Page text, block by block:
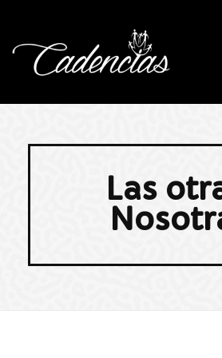
Cadencias
Las